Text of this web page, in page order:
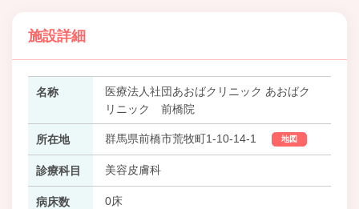
施設詳細
名称
医療法人社団あおばクリニック あおばク
リニック 前橋院
所在地 群馬県前橋市荒牧町1-10-14-1 地図
診療科目 美容皮膚科
病床数 0床